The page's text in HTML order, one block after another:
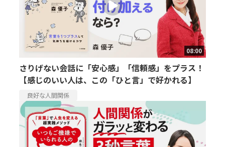
08:00
さりげない会話に「安心感」「信頼感」をプラス！
【感じのいい人は、この「ひと言」で好かれる】
良好な人間関係